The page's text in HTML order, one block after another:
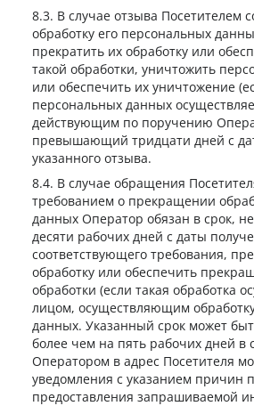
В случае отзыва Посетителем
обработку его персональных
прекратить их обработку или
такой обработки, уничтожить
или обеспечить их уничтожение
персональных данных
действующим по поручению
превышающий тридцати дней с
указанного отзыва.
В случае обращения
требованием о прекращении
данных Оператор обязан в срок,
десяти рабочих дней с даты
соответствующего требования,
обработку или обеспечить
обработки (если такая обработка
лицом, осуществляющим
данных. Указанный срок может
более чем на пять рабочих дней в
Оператором в адрес Посетителя
уведомления с указанием причин
предоставления запрашиваемой